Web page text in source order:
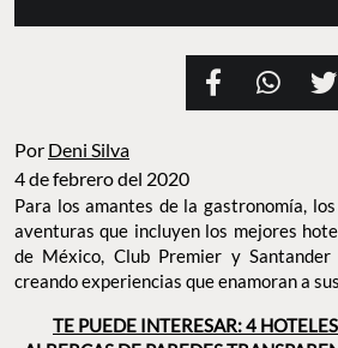
Por Deni Silva
4 de febrero del 2020
Para los amantes de la gastronomía,
aventuras que incluyen los mejores
de México, Club Premier y
creando experiencias que enamoran a
TE PUEDE INTERESAR: 4